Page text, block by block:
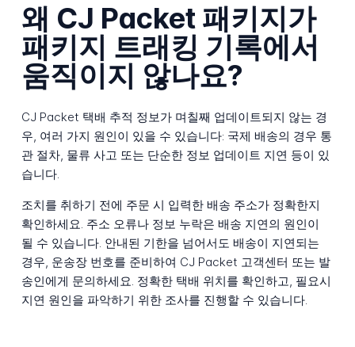
왜 CJ Packet 패키지가
패키지 트래킹 기록에서
움직이지 않나요?
CJ Packet 택배 추적 정보가 며칠째 업데이트되지 않는 경
우, 여러 가지 원인이 있을 수 있습니다: 국제 배송의 경우 통
관 절차, 물류 사고 또는 단순한 정보 업데이트 지연 등이 있
습니다.
조치를 취하기 전에 주문 시 입력한 배송 주소가 정확한지
확인하세요. 주소 오류나 정보 누락은 배송 지연의 원인이
될 수 있습니다. 안내된 기한을 넘어서도 배송이 지연되는
경우, 운송장 번호를 준비하여 CJ Packet 고객센터 또는 발
송인에게 문의하세요. 정확한 택배 위치를 확인하고, 필요시
지연 원인을 파악하기 위한 조사를 진행할 수 있습니다.